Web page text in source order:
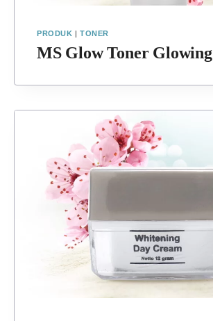
PRODUK |TONER
MS Glow Toner Glowing